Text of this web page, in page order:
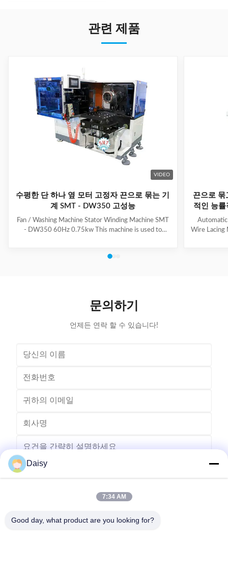
관련 제품
VIDEO
수평한 단 하나 옆 모터 고정자 끈으로 묶는 기
계 SMT - DW350 고성능
Fan / Washing Machine Stator Winding Machine SMT
- DW350 60Hz 0.75kw This machine is used to
the necessary data. With easy and convenient tooling
motor.Horizontal Winding Inserting
끈으로 묶
적인 능
Automatic
Wire Lacing
문의하기
언제든 연락 할 수 있습니다!
Daisy
7:34 AM
Good day, what product are you looking for?